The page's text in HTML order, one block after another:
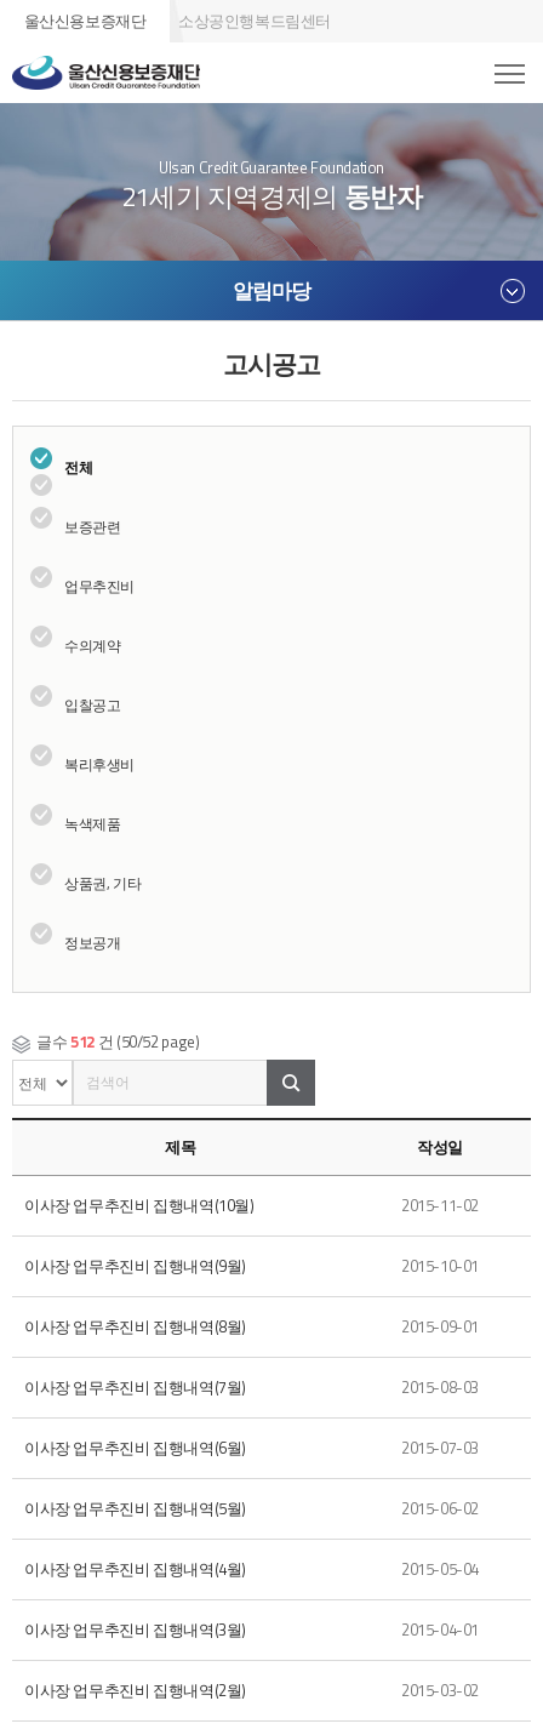
울산신용보증재단 소상공인행복드림센터
Ulsan Credit Guarantee Foundation
21세기 지역경제의동반자
알림마당
고시공고
전체
보증관련
업무추진비
수의계약
입찰공고
복리후생비
녹색제품
상품권, 기타
정보공개
글수512 건 (50/52 page)
제목 작성일
이사장 업무추진비 집행내역(10월) 2015-11-02
이사장 업무추진비 집행내역(9월) 2015-10-01
이사장 업무추진비 집행내역(8월) 2015-09-01
이사장 업무추진비 집행내역(7월) 2015-08-03
이사장 업무추진비 집행내역(6월) 2015-07-03
이사장 업무추진비 집행내역(5월) 2015-06-02
이사장 업무추진비 집행내역(4월) 2015-05-04
이사장 업무추진비 집행내역(3월) 2015-04-01
이사장 업무추진비 집행내역(2월) 2015-03-02